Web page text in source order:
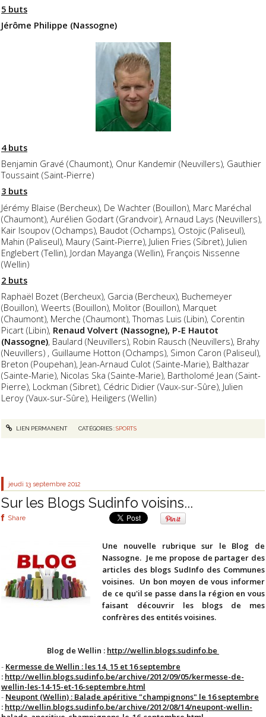
5 buts
Jérôme Philippe (Nassogne)
4 buts
Benjamin Gravé (Chaumont), Onur Kandemir (Neuvillers), Gauthier
Toussaint (Saint-Pierre)
3 buts
Jérémy Blaise (Bercheux), De Wachter (Bouillon), Marc Maréchal
(Chaumont), Aurélien Godart (Grandvoir), Arnaud Lays (Neuvillers),
Kair Isoupov (Ochamps), Baudot (Ochamps), Ostojic (Paliseul),
Mahin (Paliseul), Maury (Saint-Pierre), Julien Fries (Sibret), Julien
Englebert (Tellin), Jordan Mayanga (Wellin), François Nissenne
(Wellin)
2 buts
Raphaël Bozet (Bercheux), Garcia (Bercheux), Buchemeyer
(Bouillon), Weerts (Bouillon), Molitor (Bouillon), Marquet
(Chaumont), Merche (Chaumont), Thomas Luis (Libin), Corentin
Picart (Libin), Renaud Volvert (Nassogne), P-E Hautot
(Nassogne), Baulard (Neuvillers), Robin Rausch (Neuvillers), Brahy
(Neuvillers) , Guillaume Hotton (Ochamps), Simon Caron (Paliseul),
Breton (Poupehan), Jean-Arnaud Culot (Sainte-Marie), Balthazar
(Sainte-Marie), Nicolas Ska (Sainte-Marie), Bartholomé Jean (Saint-
Pierre), Lockman (Sibret), Cédric Didier (Vaux-sur-Sûre), Julien
Leroy (Vaux-sur-Sûre), Heiligers (Wellin)
LIEN PERMANENT CATÉGORIES :SPORTS
jeudi 13 septembre 2012
Sur les Blogs Sudinfo voisins...
Share
Une nouvelle rubrique sur le Blog de
Nassogne. Je me propose de partager des
articles des blogs SudInfo des Communes
voisines. Un bon moyen de vous informer
de ce qu'il se passe dans la région en vous
faisant découvrir les blogs de mes
confrères des entités voisines.
Blog de Wellin : http://wellin.blogs.sudinfo.be
- Kermesse de Wellin : les 14, 15 et 16 septembre
: http://wellin.blogs.sudinfo.be/archive/2012/09/05/kermesse-de-
wellin-les-14-15-et-16-septembre.html
- Neupont (Wellin) : Balade apéritive "champignons" le 16 septembre
: http://wellin.blogs.sudinfo.be/archive/2012/08/14/neupont-wellin-